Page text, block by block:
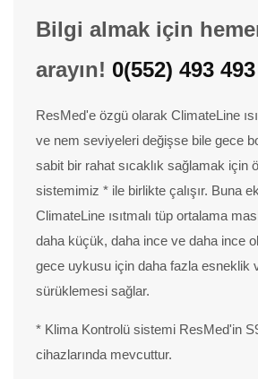
Bilgi almak için
arayın! 0(552) 493
ResMed'e özgü olarak ClimateLine
ve nem seviyeleri değişse bile gece
sabit bir rahat sıcaklık sağlamak için
sistemimiz * ile birlikte çalışır. Buna
ClimateLine ısıtmalı tüp ortalama
daha küçük, daha ince ve daha ince
gece uykusu için daha fazla esneklik
sürüklemesi sağlar.
* Klima Kontrolü sistemi ResMed'in
cihazlarında mevcuttur.